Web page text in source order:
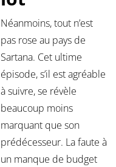
Néanmoins, tout n’est
pas rose au pays de
Sartana. Cet ultime
épisode, s’il est agréable
à suivre, se révèle
beaucoup moins
marquant que son
prédécesseur. La faute à
un manque de budget